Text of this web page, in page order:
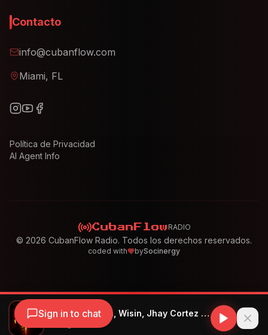
Los Legendarios, Wisin, Jhay Cortez - Fiel
Sign in to chat
Contacto
info@cubanflow.com
Miami, FL
Política de Privacidad
AI Agent Info
CubanFlow RADIO
© 2026 CubanFlow Radio. Todos los derechos reservados.
coded with bySocinergy